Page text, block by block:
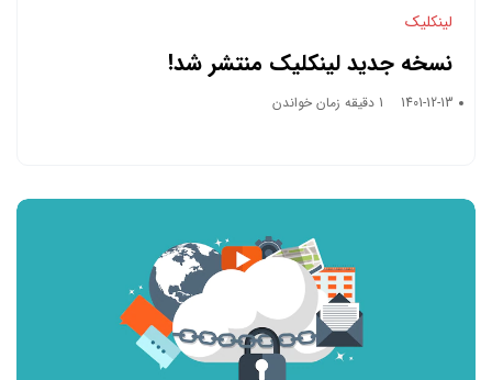
لینکلیک
نسخه جدید لینکلیک منتشر شد!
1401-12-13 1 دقیقه زمان خواندن